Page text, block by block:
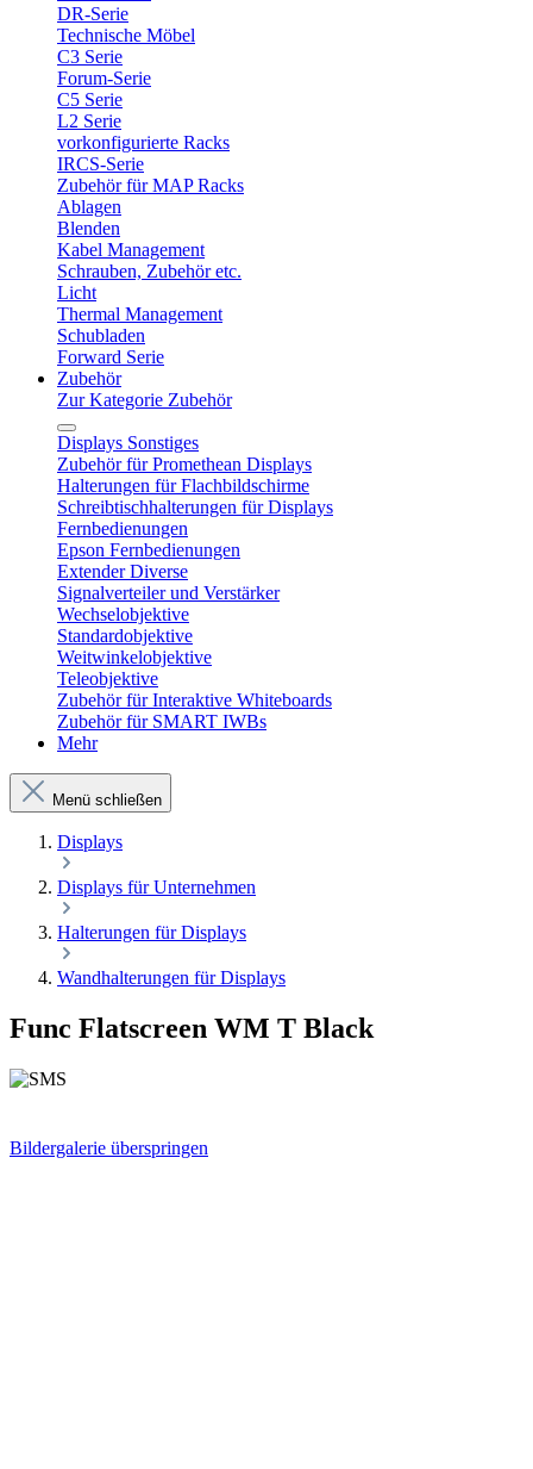
DR-Serie
Technische Möbel
C3 Serie
Forum-Serie
C5 Serie
L2 Serie
vorkonfigurierte Racks
IRCS-Serie
Zubehör für MAP Racks
Ablagen
Blenden
Kabel Management
Schrauben, Zubehör etc.
Licht
Thermal Management
Schubladen
Forward Serie
Zubehör
Zur Kategorie Zubehör
Displays Sonstiges
Zubehör für Promethean Displays
Halterungen für Flachbildschirme
Schreibtischhalterungen für Displays
Fernbedienungen
Epson Fernbedienungen
Extender Diverse
Signalverteiler und Verstärker
Wechselobjektive
Standardobjektive
Weitwinkelobjektive
Teleobjektive
Zubehör für Interaktive Whiteboards
Zubehör für SMART IWBs
Mehr
Menü schließen
Displays
Displays für Unternehmen
Halterungen für Displays
Wandhalterungen für Displays
Func Flatscreen WM T Black
Bildergalerie überspringen